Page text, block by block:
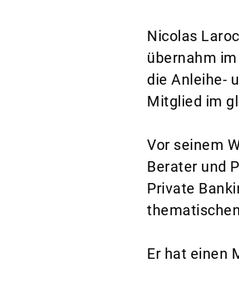
Nicolas
übernahm
die Anleihe-
Mitglied im
Vor seinem
Berater und
Private
Er hat einen